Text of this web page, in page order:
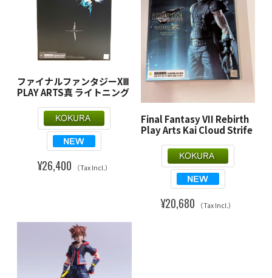
ファイナルファンタジーXⅢ
PLAY ARTS真 ライトニング
¥26,400 （Tax Incl.）
Final Fantasy VII Rebirth
Play Arts Kai Cloud Strife
¥20,680 （Tax Incl.）